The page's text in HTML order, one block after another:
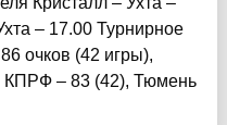
– 17.00 Турнирное
очков (42 игры),
КПРФ – 83 (42), Тюмень